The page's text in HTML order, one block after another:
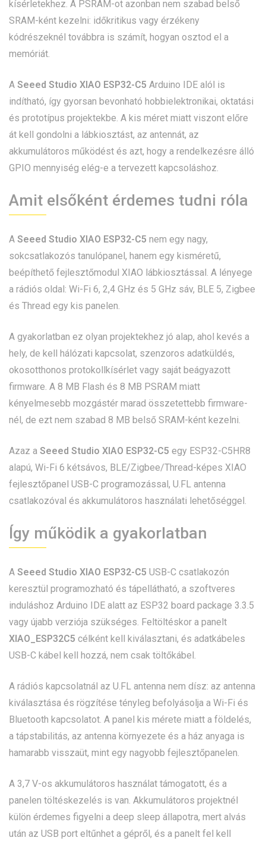
kísérletekhez. A PSRAM-ot azonban nem szabad belső
SRAM-ként kezelni: időkritikus vagy érzékeny
kódrészeknél továbbra is számít, hogyan osztod el a
memóriát.
A Seeed Studio XIAO ESP32-C5 Arduino IDE alól is
indítható, így gyorsan bevonható hobbielektronikai, oktatási
és prototípus projektekbe. A kis méret miatt viszont előre
át kell gondolni a lábkiosztást, az antennát, az
akkumulátoros működést és azt, hogy a rendelkezésre álló
GPIO mennyiség elég-e a tervezett kapcsoláshoz.
Amit elsőként érdemes tudni róla
A Seeed Studio XIAO ESP32-C5 nem egy nagy,
sokcsatlakozós tanulópanel, hanem egy kisméretű,
beépíthető fejlesztőmodul XIAO lábkiosztással. A lényege
a rádiós oldal: Wi-Fi 6, 2,4 GHz és 5 GHz sáv, BLE 5, Zigbee
és Thread egy kis panelen.
A gyakorlatban ez olyan projektekhez jó alap, ahol kevés a
hely, de kell hálózati kapcsolat, szenzoros adatküldés,
okosotthonos protokollkísérlet vagy saját beágyazott
firmware. A 8 MB Flash és 8 MB PSRAM miatt
kényelmesebb mozgástér marad összetettebb firmware-
nél, de ezt nem szabad 8 MB belső SRAM-ként kezelni.
Azaz a Seeed Studio XIAO ESP32-C5 egy ESP32-C5HR8
alapú, Wi-Fi 6 kétsávos, BLE/Zigbee/Thread-képes XIAO
fejlesztőpanel USB-C programozással, U.FL antenna
csatlakozóval és akkumulátoros használati lehetőséggel.
Így működik a gyakorlatban
A Seeed Studio XIAO ESP32-C5 USB-C csatlakozón
keresztül programozható és tápellátható, a szoftveres
induláshoz Arduino IDE alatt az ESP32 board package 3.3.5
vagy újabb verziója szükséges. Feltöltéskor a panelt
XIAO_ESP32C5 célként kell kiválasztani, és adatkábeles
USB-C kábel kell hozzá, nem csak töltőkábel.
A rádiós kapcsolatnál az U.FL antenna nem dísz: az antenna
kiválasztása és rögzítése tényleg befolyásolja a Wi-Fi és
Bluetooth kapcsolatot. A panel kis mérete miatt a földelés,
a tápstabilitás, az antenna környezete és a ház anyaga is
hamarabb visszaüt, mint egy nagyobb fejlesztőpanelen.
A 3,7 V-os akkumulátoros használat támogatott, és a
panelen töltéskezelés is van. Akkumulátoros projektnél
külön érdemes figyelni a deep sleep állapotra, mert alvás
után az USB port eltűnhet a gépről, és a panelt fel kell